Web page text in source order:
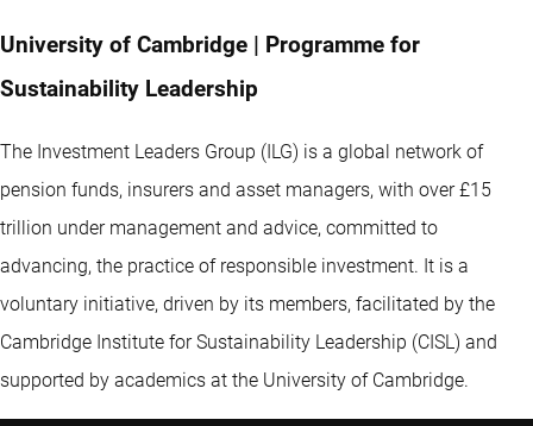
University of Cambridge | Programme for
Sustainability Leadership
The Investment Leaders Group (ILG) is a global network of
pension funds, insurers and asset managers, with over £15
trillion under management and advice, committed to
advancing, the practice of responsible investment. It is a
voluntary initiative, driven by its members, facilitated by the
Cambridge Institute for Sustainability Leadership (CISL) and
supported by academics at the University of Cambridge.